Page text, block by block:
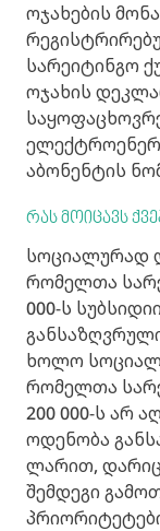
ოჯახების
სარეიტინგო
ოჯახის
აბონენტის
რას მოიცავს
სოციალურად
რომელთა
000-ს
ხოლო
რომელთა
200 000-ს არ
ოდენობა
ლარით,
შემდეგი